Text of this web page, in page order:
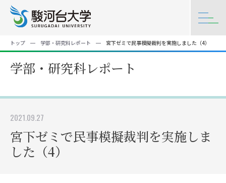
トップ 学部・研究科レポート 宮下ゼミで民事模擬裁判を実施しました（4）
学部・研究科レポート
2021.09.27
宮下ゼミで民事模擬裁判を実施しま
した（4）